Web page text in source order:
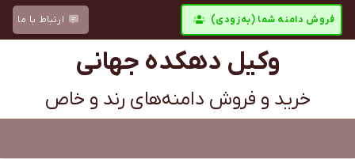
فروش دامنه شما (به‌زودی) ارتباط با ما
وکیل دهکده جهانی
خرید و فروش دامنه‌های رند و خاص